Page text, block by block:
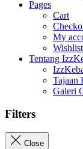
Pages
Cart
My
Wishlist
Tentang
Tajaan
Galeri
Filters
Close